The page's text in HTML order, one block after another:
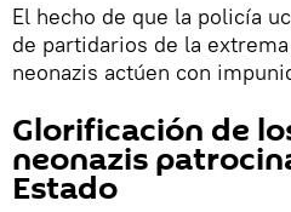
El hecho de que la policía
de partidarios de la
neonazis actúen con
Glorificación de
neonazis
Estado